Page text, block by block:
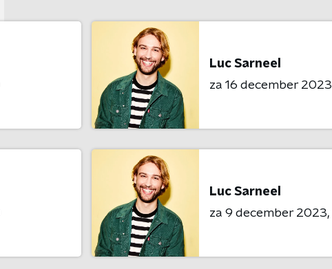
Luc Sarneel
za 16 december 2023
Luc Sarneel
za 9 december 2023